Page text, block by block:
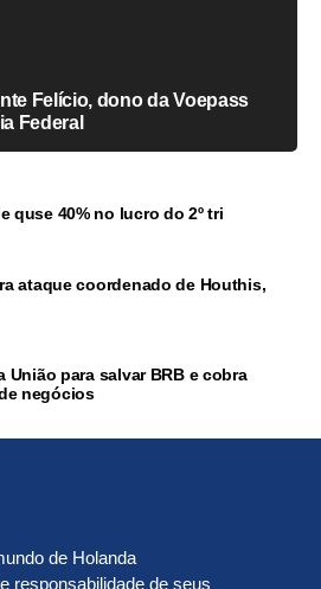
Felício, dono da Voepass
Federal
quse 40% no lucro do 2º tri
ataque coordenado de Houthis,
União para salvar BRB e cobra
negócios
de Holanda
responsabilidade de seus